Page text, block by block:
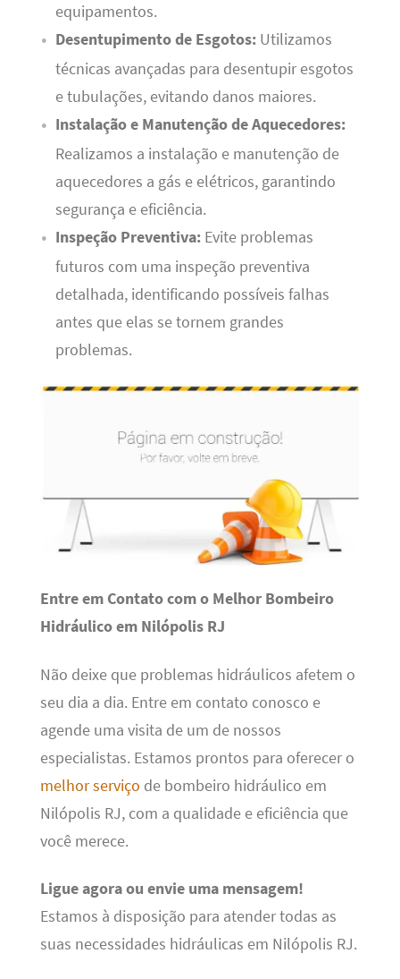
equipamentos.
Desentupimento de Esgotos:Utilizamos
técnicas avançadas para desentupir esgotos
e tubulações, evitando danos maiores.
Instalação e Manutenção de Aquecedores:
Realizamos a instalação e manutenção de
aquecedores a gás e elétricos, garantindo
segurança e eficiência.
Inspeção Preventiva:Evite problemas
futuros com uma inspeção preventiva
detalhada, identificando possíveis falhas
antes que elas se tornem grandes
problemas.
Entre em Contato com o Melhor Bombeiro
Hidráulico em Nilópolis RJ
Não deixe que problemas hidráulicos afetem o
seu dia a dia. Entre em contato conosco e
agende uma visita de um de nossos
especialistas. Estamos prontos para oferecer o
melhor serviço de bombeiro hidráulico em
Nilópolis RJ, com a qualidade e eficiência que
você merece.
Ligue agora ou envie uma mensagem!
Estamos à disposição para atender todas as
suas necessidades hidráulicas em Nilópolis RJ.